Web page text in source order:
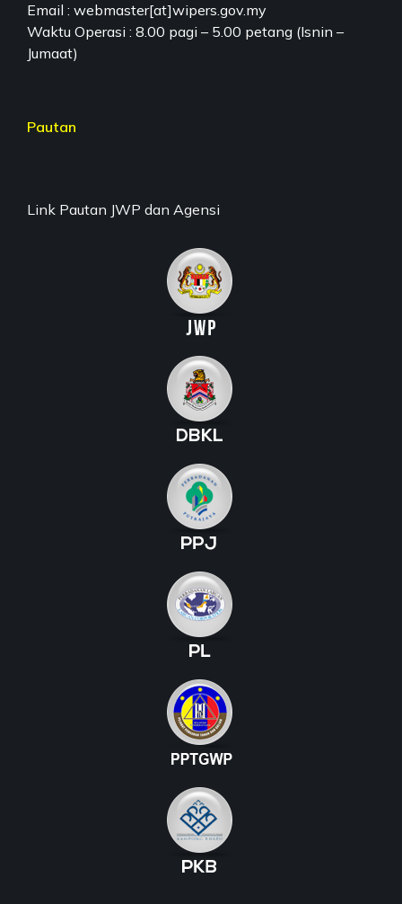
Email : webmaster[at]wipers.gov.my
Waktu Operasi : 8.00 pagi – 5.00 petang (Isnin –
Jumaat)
Pautan
Link Pautan JWP dan Agensi